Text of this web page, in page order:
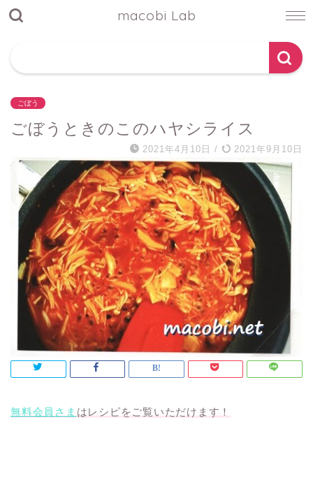
macobi Lab
ごぼう
ごぼうときのこのハヤシライス
2021年4月10日 / 2021年9月10日
無料会員さま はレシピをご覧いただけます！